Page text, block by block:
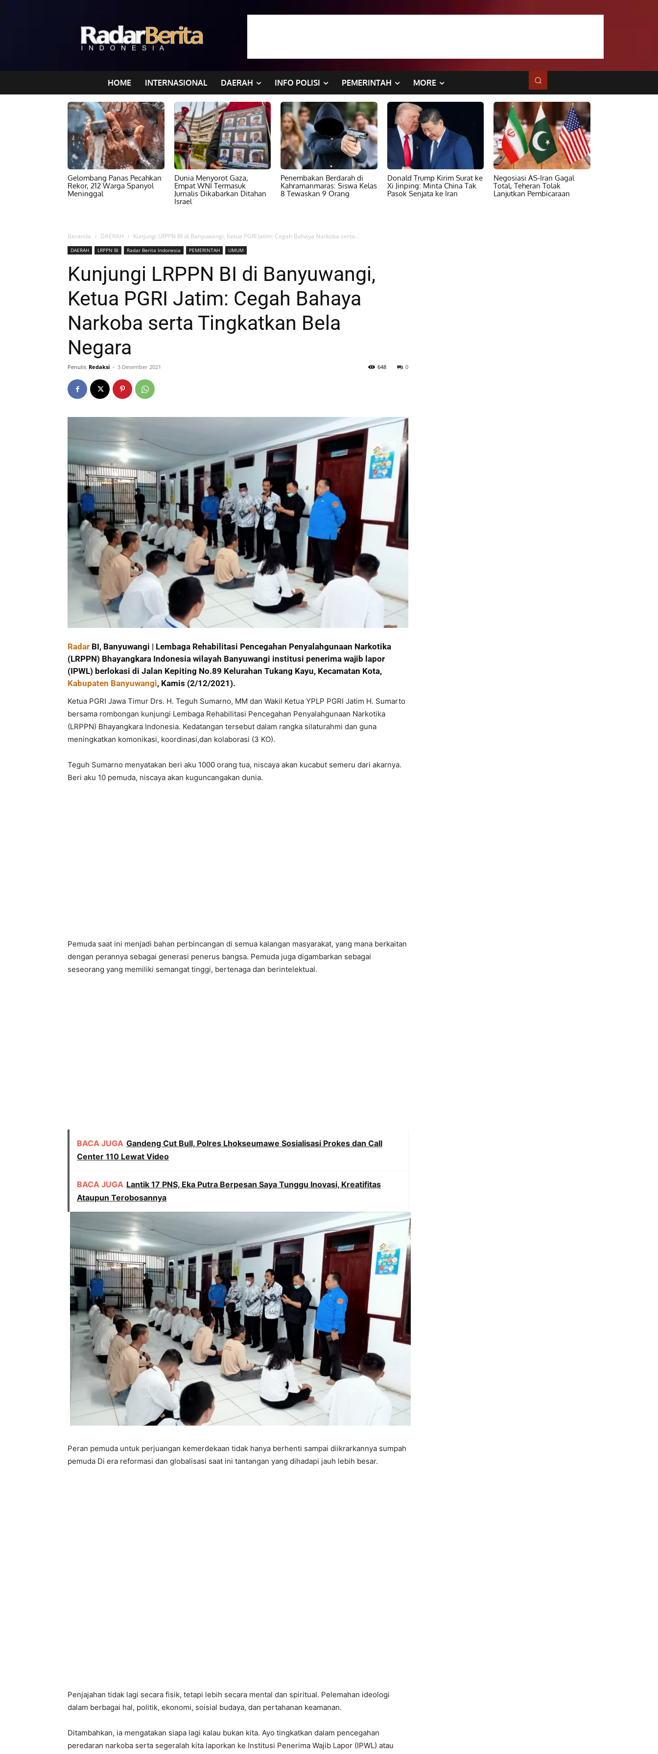
HOME INTERNASIONAL DAERAH INFO POLISI PEMERINTAH MORE
Gelombang Panas Pecahkan
Rekor, 212 Warga Spanyol
Meninggal
Dunia Menyorot Gaza,
Empat WNI Termasuk
Jurnalis Dikabarkan Ditahan
Israel
Penembakan Berdarah di
Kahramanmaras: Siswa Kelas
8 Tewaskan 9 Orang
Donald Trump Kirim Surat ke
Xi Jinping: Minta China Tak
Pasok Senjata ke Iran
Negosiasi AS-Iran Gagal
Total, Teheran Tolak
Lanjutkan Pembicaraan
Beranda DAERAH Kunjungi LRPPN BI di Banyuwangi, Ketua PGRI Jatim: Cegah Bahaya Narkoba serta...
DAERAH LRPPN BI Radar Berita Indonesia PEMERINTAH UMUM
Kunjungi LRPPN BI di Banyuwangi,
Ketua PGRI Jatim: Cegah Bahaya
Narkoba serta Tingkatkan Bela
Negara
Penulis Redaksi - 3 Desember 2021 0
648
Radar BI, Banyuwangi | Lembaga Rehabilitasi Pencegahan Penyalahgunaan Narkotika
(LRPPN) Bhayangkara Indonesia wilayah Banyuwangi institusi penerima wajib lapor
(IPWL) berlokasi di Jalan Kepiting No.89 Kelurahan Tukang Kayu, Kecamatan Kota,
Kabupaten Banyuwangi, Kamis (2/12/2021).
Ketua PGRI Jawa Timur Drs. H. Teguh Sumarno, MM dan Wakil Ketua YPLP PGRI Jatim H. Sumarto
bersama rombongan kunjungi Lembaga Rehabilitasi Pencegahan Penyalahgunaan Narkotika
(LRPPN) Bhayangkara Indonesia. Kedatangan tersebut dalam rangka silaturahmi dan guna
meningkatkan komonikasi, koordinasi,dan kolaborasi (3 KO).
Teguh Sumarno menyatakan beri aku 1000 orang tua, niscaya akan kucabut semeru dari akarnya.
Beri aku 10 pemuda, niscaya akan kuguncangakan dunia.
Pemuda saat ini menjadi bahan perbincangan di semua kalangan masyarakat, yang mana berkaitan
dengan perannya sebagai generasi penerus bangsa. Pemuda juga digambarkan sebagai
seseorang yang memiliki semangat tinggi, bertenaga dan berintelektual.
BACA JUGA Gandeng Cut Bull, Polres Lhokseumawe Sosialisasi Prokes dan Call
Center 110 Lewat Video
BACA JUGA Lantik 17 PNS, Eka Putra Berpesan Saya Tunggu Inovasi, Kreatifitas
Ataupun Terobosannya
Peran pemuda untuk perjuangan kemerdekaan tidak hanya berhenti sampai diikrarkannya sumpah
pemuda Di era reformasi dan globalisasi saat ini tantangan yang dihadapi jauh lebih besar.
Penjajahan tidak lagi secara fisik, tetapi lebih secara mental dan spiritual. Pelemahan ideologi
dalam berbagai hal, politik, ekonomi, soisial budaya, dan pertahanan keamanan.
Ditambahkan, ia mengatakan siapa lagi kalau bukan kita. Ayo tingkatkan dalam pencegahan
peredaran narkoba serta segeralah kita laporkan ke Institusi Penerima Wajib Lapor (IPWL) atau